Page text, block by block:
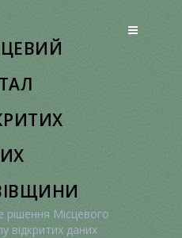
рішення Місцевого
відкритих даних